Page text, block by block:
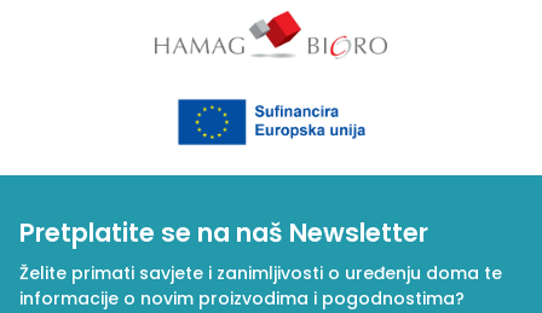
Pretplatite se na naš Newsletter
Želite primati savjete i zanimljivosti o uređenju doma te
informacije o novim proizvodima i pogodnostima?